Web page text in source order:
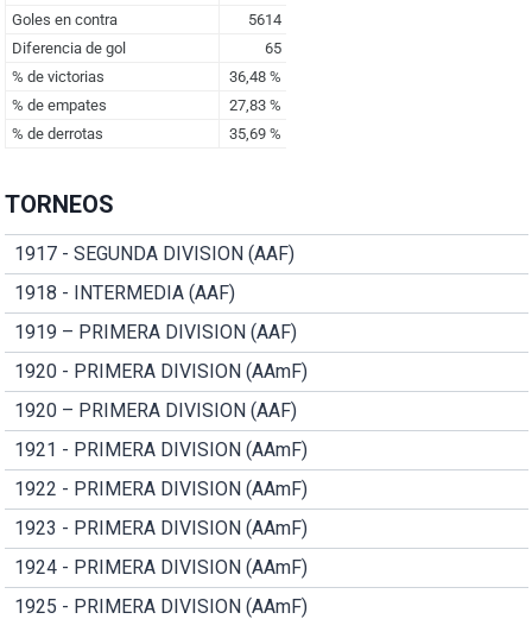
TORNEOS
1917 - SEGUNDA DIVISION (AAF)
1918 - INTERMEDIA (AAF)
1919 – PRIMERA DIVISION (AAF)
1920 - PRIMERA DIVISION (AAmF)
1920 – PRIMERA DIVISION (AAF)
1921 - PRIMERA DIVISION (AAmF)
1922 - PRIMERA DIVISION (AAmF)
1923 - PRIMERA DIVISION (AAmF)
1924 - PRIMERA DIVISION (AAmF)
1925 - PRIMERA DIVISION (AAmF)